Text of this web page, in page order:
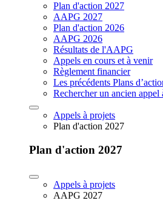
Plan d'action 2027
AAPG 2027
Plan d'action 2026
AAPG 2026
Résultats de l'AAPG
Appels en cours et à venir
Règlement financier
Les précédents Plans
Rechercher un ancien appel
Appels à projets
Plan d'action 2027
Plan d'action 2027
Appels à projets
AAPG 2027